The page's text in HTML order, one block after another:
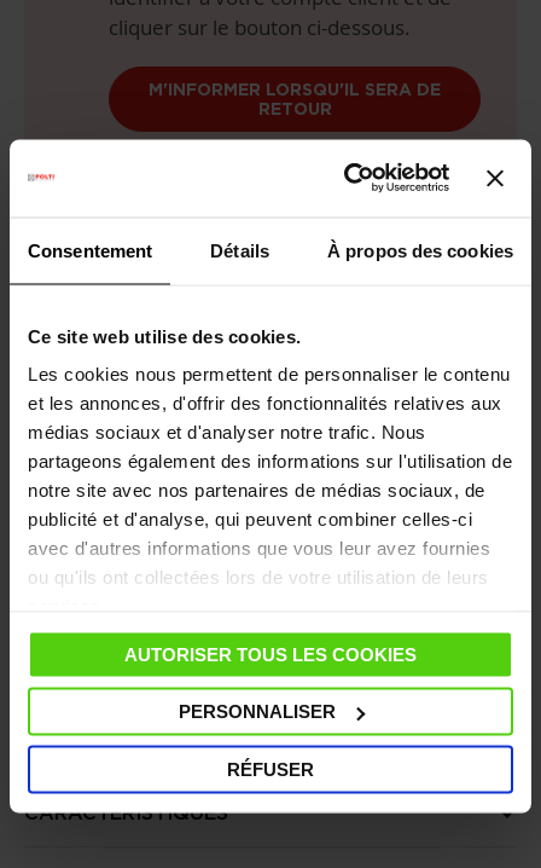
Consentement Détails À propos des cookies
Ce site web utilise des cookies.
Les cookies nous permettent de personnaliser le contenu
et les annonces, d'offrir des fonctionnalités relatives aux
médias sociaux et d'analyser notre trafic. Nous
partageons également des informations sur l'utilisation de
notre site avec nos partenaires de médias sociaux, de
publicité et d'analyse, qui peuvent combiner celles-ci
avec d'autres informations que vous leur avez fournies
ou qu'ils ont collectées lors de votre utilisation de leurs
AUTORISER TOUS LES COOKIES
PERSONNALISER
RÉFUSER
cliquer sur le bouton ci-dessous.
M'INFORMER LORSQU'IL SERA DE
RETOUR
Livraison gratuite au-dessus de 60€
Garantie légale
Besoin d’aide ? Consultez notre
Questions
Fréquentes ou visitez la page du Service
DÉTAILS
CARACTÉRISTIQUES